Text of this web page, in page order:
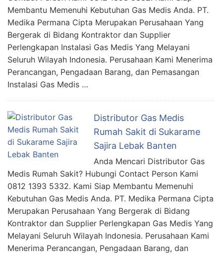
Membantu Memenuhi Kebutuhan Gas Medis Anda. PT.
Medika Permana Cipta Merupakan Perusahaan Yang
Bergerak di Bidang Kontraktor dan Supplier
Perlengkapan Instalasi Gas Medis Yang Melayani
Seluruh Wilayah Indonesia. Perusahaan Kami Menerima
Perancangan, Pengadaan Barang, dan Pemasangan
Instalasi Gas Medis …
Distributor Gas Medis
Rumah Sakit di Sukarame
Sajira Lebak Banten
Anda Mencari Distributor Gas
Medis Rumah Sakit? Hubungi Contact Person Kami
0812 1393 5332. Kami Siap Membantu Memenuhi
Kebutuhan Gas Medis Anda. PT. Medika Permana Cipta
Merupakan Perusahaan Yang Bergerak di Bidang
Kontraktor dan Supplier Perlengkapan Gas Medis Yang
Melayani Seluruh Wilayah Indonesia. Perusahaan Kami
Menerima Perancangan, Pengadaan Barang, dan